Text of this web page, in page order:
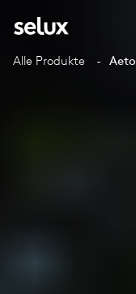
Alle Produkte Aeto